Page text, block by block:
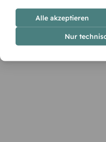
Alle akzeptieren
Nur